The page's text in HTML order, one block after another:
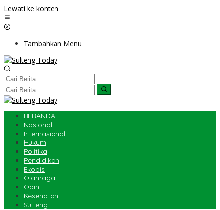
Lewati ke konten
Tambahkan Menu
BERANDA
Nasional
Internasional
Hukum
Politika
Pendidikan
Ekobis
Olahraga
Opini
Kesehatan
Sulteng